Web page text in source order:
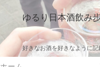
ゆるり日本酒飲み
好きなお酒を好きなように記